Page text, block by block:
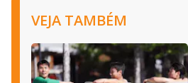
VEJA TAMBÉM